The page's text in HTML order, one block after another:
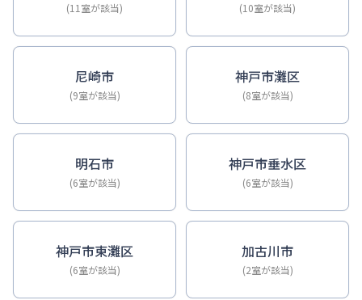
(11室が該当) (10室が該当)
尼崎市
(9室が該当)
神戸市灘区
(8室が該当)
明石市
(6室が該当)
神戸市垂水区
(6室が該当)
神戸市東灘区
(6室が該当)
加古川市
(2室が該当)